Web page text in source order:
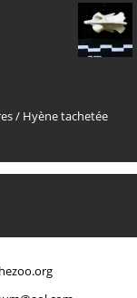
/ Hyène tachetée